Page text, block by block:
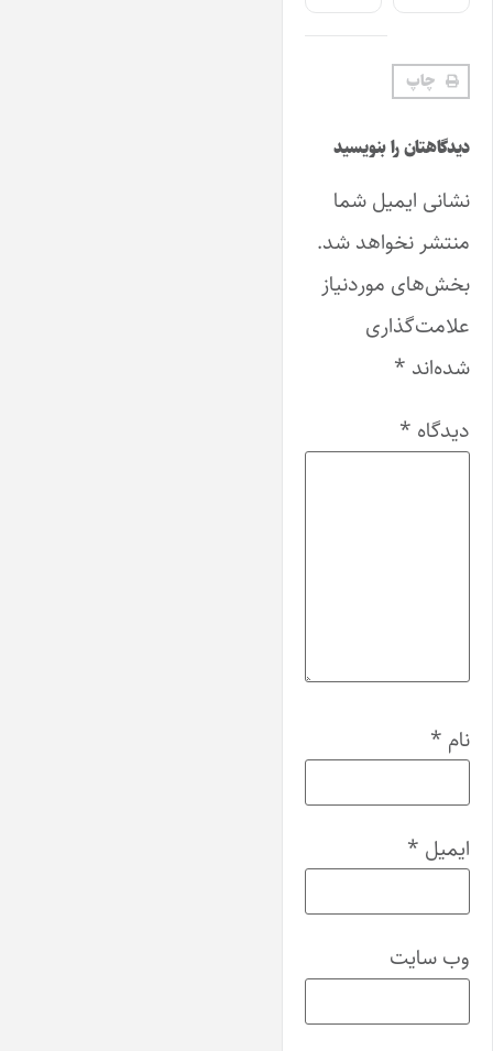
چاپ
دیدگاهتان را بنویسید
نشانی ایمیل شما
منتشر نخواهد شد.
بخش‌های موردنیاز
علامت‌گذاری
شده‌اند *
دیدگاه *
نام *
ایمیل *
وب‌ سایت